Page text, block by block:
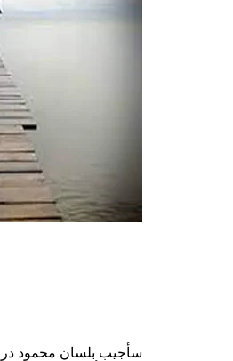
سأجيب بلسان محمود